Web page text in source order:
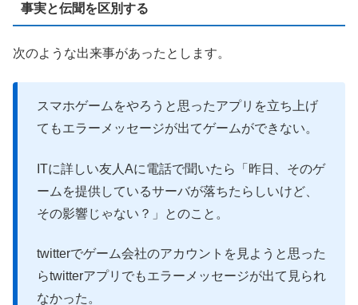
事実と伝聞を区別する
次のような出来事があったとします。
スマホゲームをやろうと思ったアプリを立ち上げ
てもエラーメッセージが出てゲームができない。
ITに詳しい友人Aに電話で聞いたら「昨日、そのゲ
ームを提供しているサーバが落ちたらしいけど、
その影響じゃない？」とのこと。
twitterでゲーム会社のアカウントを見ようと思った
らtwitterアプリでもエラーメッセージが出て見られ
なかった。